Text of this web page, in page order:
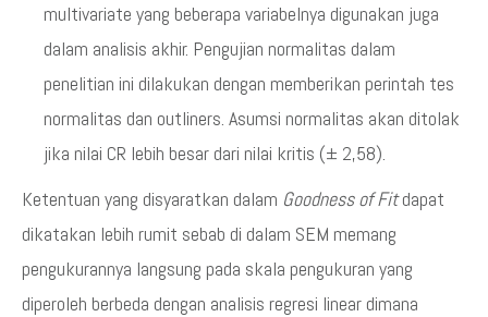
multivariate yang beberapa variabelnya digunakan juga
dalam analisis akhir. Pengujian normalitas dalam
penelitian ini dilakukan dengan memberikan perintah tes
normalitas dan outliners. Asumsi normalitas akan ditolak
jika nilai CR lebih besar dari nilai kritis (± 2,58).
Ketentuan yang disyaratkan dalam Goodness of Fitdapat
dikatakan lebih rumit sebab di dalam SEM memang
pengukurannya langsung pada skala pengukuran yang
diperoleh berbeda dengan analisis regresi linear dimana